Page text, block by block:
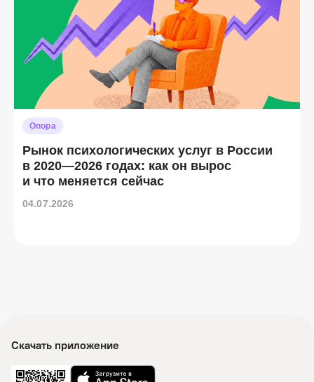
Опора
Рынок психологических услуг в России
в 2020—2026 годах: как он вырос
и что меняется сейчас
04.07.2026
Скачать приложение